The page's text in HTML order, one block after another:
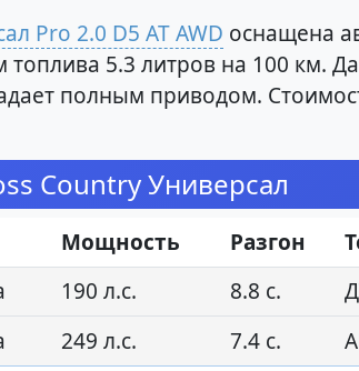
Pro 2.0 D5 AT AWD оснащена
топлива 5.3 литров на 100 км.
полным приводом.
Country Универсал
Мощность Разгон
190 л.с. 8.8 с.
249 л.с. 7.4 с.